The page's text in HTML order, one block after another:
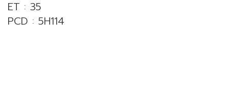
ET : 35
PCD : 5H114